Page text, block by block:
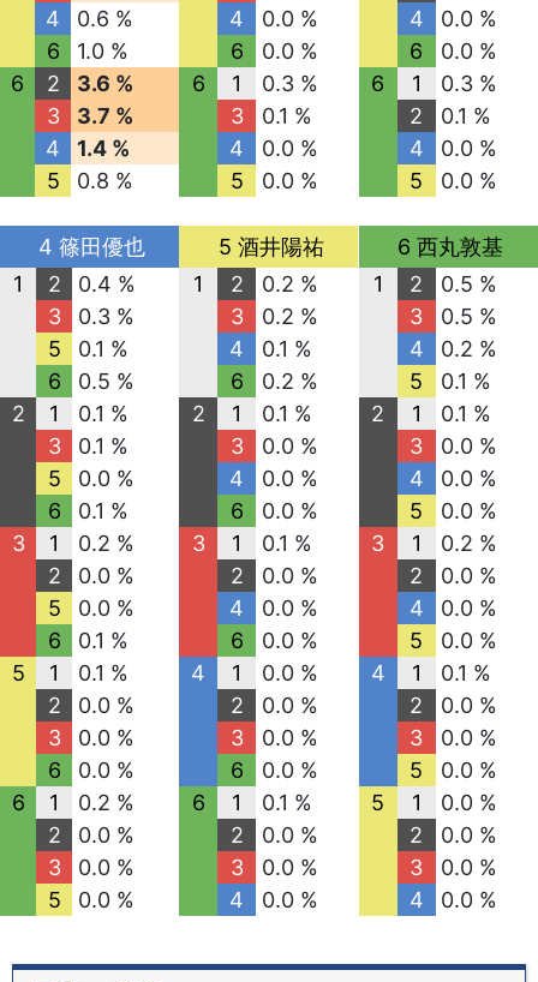
4
0.6 %
6
1.0 %
6
2
3.6 %
3
3.7 %
4
1.4 %
5
0.8 %
4
0.0 %
6
0.0 %
6
1
0.3 %
3
0.1 %
4
0.0 %
5
0.0 %
4
0.0 %
6
0.0 %
6
1
0.3 %
2
0.1 %
4
0.0 %
5
0.0 %
4 篠田優也
1
2
0.4 %
3
0.3 %
5
0.1 %
6
0.5 %
2
1
0.1 %
3
0.1 %
5
0.0 %
6
0.1 %
3
1
0.2 %
2
0.0 %
5
0.0 %
6
0.1 %
5
1
0.1 %
2
0.0 %
3
0.0 %
6
0.0 %
6
1
0.2 %
2
0.0 %
3
0.0 %
5
0.0 %
5 酒井陽祐
1
2
0.2 %
3
0.2 %
4
0.1 %
6
0.2 %
2
1
0.1 %
3
0.0 %
4
0.0 %
6
0.0 %
3
1
0.1 %
2
0.0 %
4
0.0 %
6
0.0 %
4
1
0.0 %
2
0.0 %
3
0.0 %
6
0.0 %
6
1
0.1 %
2
0.0 %
3
0.0 %
4
0.0 %
6 西丸敦基
1
2
0.5 %
3
0.5 %
4
0.2 %
5
0.1 %
2
1
0.1 %
3
0.0 %
4
0.0 %
5
0.0 %
3
1
0.2 %
2
0.0 %
4
0.0 %
5
0.0 %
4
1
0.1 %
2
0.0 %
3
0.0 %
5
0.0 %
5
1
0.0 %
2
0.0 %
3
0.0 %
4
0.0 %